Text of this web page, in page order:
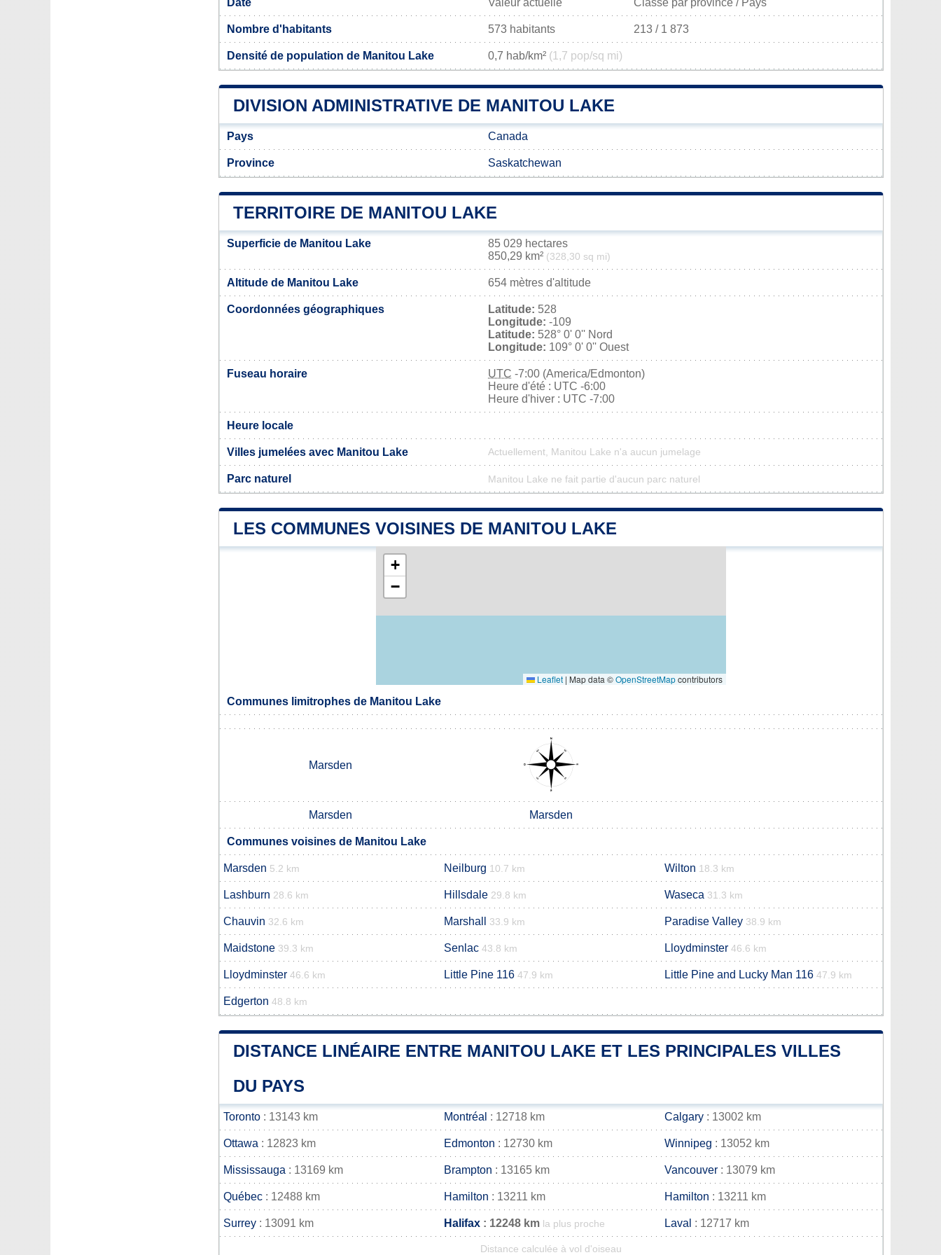
Date Valeur actuelle Classé par province / Pays
Nombre d'habitants 573 habitants 213 / 1 873
Densité de population de Manitou Lake 0,7 hab/km² (1,7 pop/sq mi)
DIVISION ADMINISTRATIVE DE MANITOU LAKE
Pays Canada
Province Saskatchewan
TERRITOIRE DE MANITOU LAKE
Superficie de Manitou Lake
85 029 hectares
850,29 km² (328,30 sq mi)
Altitude de Manitou Lake 654 mètres d'altitude
Coordonnées géographiques Latitude: 528
Longitude: -109
Latitude: 528° 0' 0'' Nord
Longitude: 109° 0' 0'' Ouest
Fuseau horaire UTC -7:00 (America/Edmonton)
Heure d'été : UTC -6:00
Heure d'hiver : UTC -7:00
Heure locale
Villes jumelées avec Manitou Lake Actuellement, Manitou Lake n'a aucun jumelage
Parc naturel Manitou Lake ne fait partie d'aucun parc naturel
LES COMMUNES VOISINES DE MANITOU LAKE
+
−
Leaflet | Map data ©OpenStreetMapcontributors
Communes limitrophes de Manitou Lake
Marsden
Marsden Marsden
Communes voisines de Manitou Lake
Marsden 5.2 km Neilburg 10.7 km Wilton 18.3 km
Lashburn 28.6 km Hillsdale 29.8 km Waseca 31.3 km
Chauvin 32.6 km Marshall 33.9 km Paradise Valley 38.9 km
Maidstone 39.3 km Senlac 43.8 km Lloydminster 46.6 km
Lloydminster 46.6 km Little Pine 116 47.9 km Little Pine and Lucky Man 116 47.9 km
Edgerton 48.8 km
DISTANCE LINÉAIRE ENTRE MANITOU LAKE ET LES PRINCIPALES VILLES
DU PAYS
Toronto : 13143 km Montréal : 12718 km Calgary : 13002 km
Ottawa : 12823 km Edmonton : 12730 km Winnipeg : 13052 km
Mississauga : 13169 km Brampton : 13165 km Vancouver : 13079 km
Québec : 12488 km Hamilton : 13211 km Hamilton : 13211 km
Surrey : 13091 km Halifax : 12248 km la plus proche Laval : 12717 km
Distance calculée à vol d'oiseau